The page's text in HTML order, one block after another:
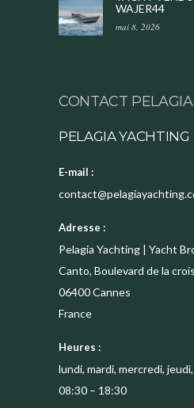
WAJER44
mai 8, 2026
CONTACT
PELAGIA YACHTING
E-mail :
Adresse :
Pelagia Yachting | Yacht
Canto, Boulevard de la
06400Cannes
France
Heures :
lundi, mardi, mercredi,
08:30 – 18:30